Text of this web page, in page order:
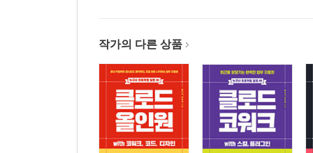
작가의 다른 상품